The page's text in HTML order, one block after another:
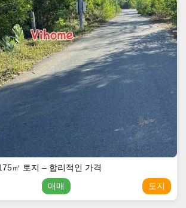
㎡ 토지 – 합리적인 가격
매매 토지